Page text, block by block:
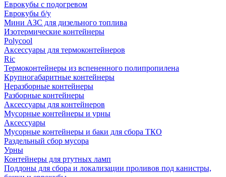
Еврокубы с подогревом
Еврокубы б/у
Мини АЗС для дизельного топлива
Изотермические контейнеры
Polycool
Аксессуары для термоконтейнеров
Ric
Термоконтейнеры из вспененного полипропилена
Крупногабаритные контейнеры
Неразборные контейнеры
Разборные контейнеры
Аксессуары для контейнеров
Мусорные контейнеры и урны
Аксессуары
Мусорные контейнеры и баки для сбора ТКО
Раздельный сбор мусора
Урны
Контейнеры для ртутных ламп
Поддоны для сбора и локализации проливов под канистры,